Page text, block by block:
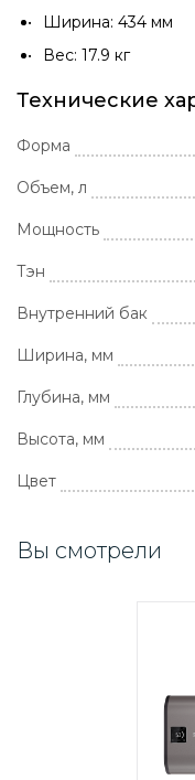
Ширина: 434 мм
Вес: 17.9 кг
Технические
Форма
Объем, л
Мощность
Тэн
Внутренний бак
Ширина, мм
Глубина, мм
Высота, мм
Цвет
Вы смотрели